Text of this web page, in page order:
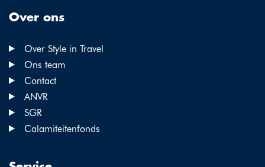
Over ons
Over Style in Travel
Ons team
Contact
ANVR
SGR
Calamiteitenfonds